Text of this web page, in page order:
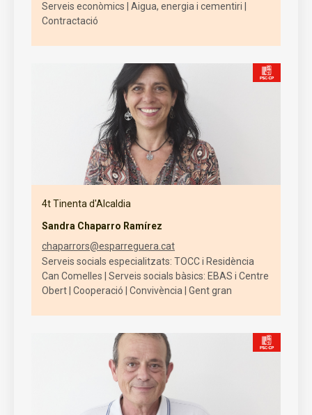
Serveis econòmics | Aigua, energia i cementiri |
Contractació
4t Tinenta d'Alcaldia
Sandra Chaparro Ramírez
chaparrors@esparreguera.cat
Serveis socials especialitzats: TOCC i Residència
Can Comelles | Serveis socials bàsics: EBAS i Centre
Obert | Cooperació | Convivència | Gent gran